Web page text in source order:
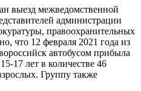
выезд межведомственной
администрации
правоохранительных
что 12 февраля 2021 года из
автобусом прибыла
17 лет в количестве 46
Группу также